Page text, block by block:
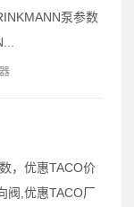
泵参数
，优惠TACO价
阀,优惠TACO厂